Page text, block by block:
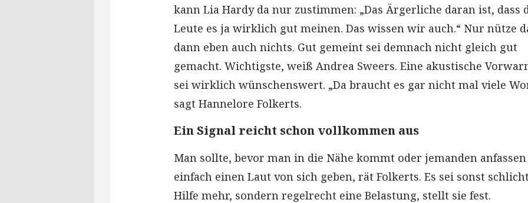
kann Lia Hardy da nur zustimmen: „Das Ärgerliche daran ist, dass
Leute es ja wirklich gut meinen. Das wissen wir auch.“ Nur nütze
dann eben auch nichts. Gut gemeint sei demnach nicht gleich gut
gemacht. Wichtigste, weiß Andrea Sweers. Eine akustische
sei wirklich wünschenswert. „Da braucht es gar nicht mal viele
sagt Hannelore Folkerts.
Ein Signal reicht schon vollkommen aus
Man sollte, bevor man in die Nähe kommt oder jemanden
einfach einen Laut von sich geben, rät Folkerts. Es sei sonst
Hilfe mehr, sondern regelrecht eine Belastung, stellt sie fest.